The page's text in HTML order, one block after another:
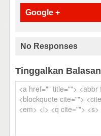
Google +
No Responses
Tinggalkan Balasan